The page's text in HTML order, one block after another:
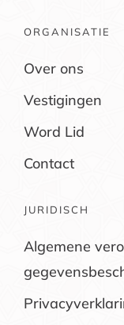
ORGANISATIE
Over ons
Vestigingen
Word Lid
Contact
JURIDISCH
Algemene